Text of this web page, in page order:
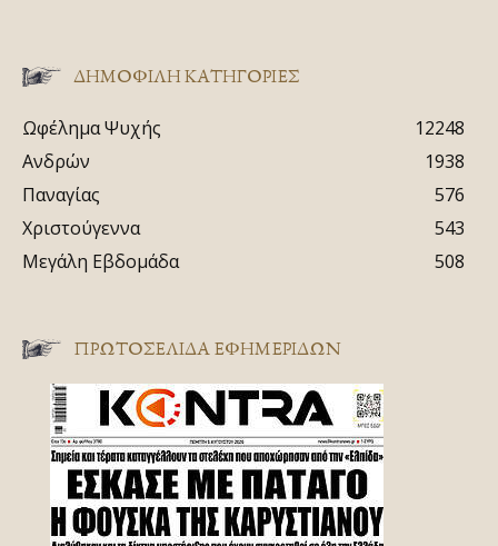
ΔΗΜΟΦΙΛΗ ΚΑΤΗΓΟΡΙΕΣ
Ωφέλημα Ψυχής
12248
Ανδρών
1938
Παναγίας
576
Χριστούγεννα
543
Μεγάλη Εβδομάδα
508
ΠΡΩΤΟΣΈΛΙΔΑ ΕΦΗΜΕΡΊΔΩΝ